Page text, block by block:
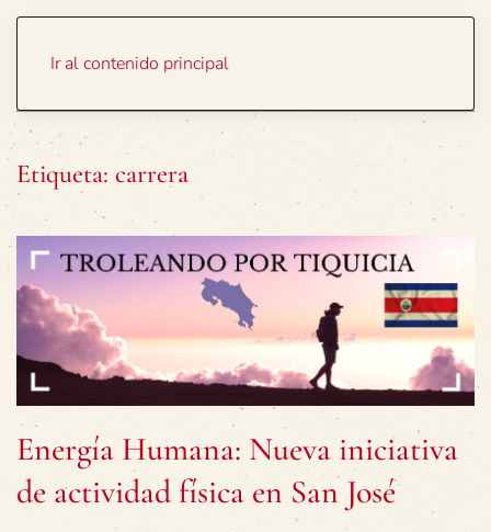
Ir al contenido principal
Etiqueta: carrera
Energía Humana: Nueva iniciativa
de actividad física en San José